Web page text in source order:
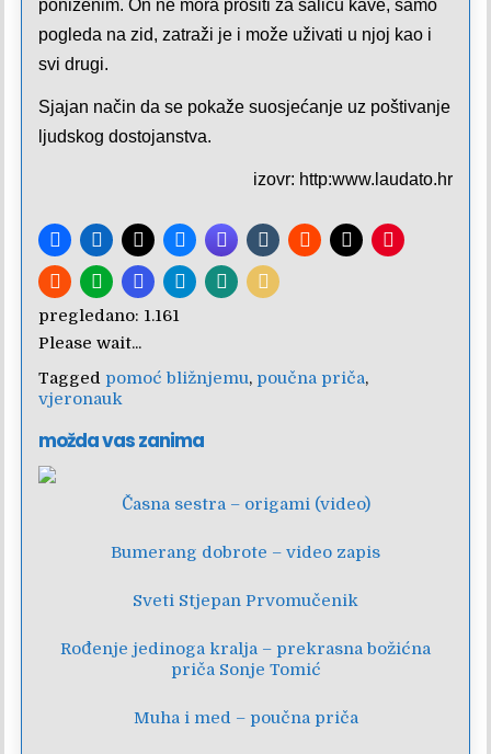
poniženim. On ne mora prositi za šalicu kave, samo
pogleda na zid, zatraži je i može uživati u njoj kao i
svi drugi.
Sjajan način da se pokaže suosjećanje uz poštivanje
ljudskog dostojanstva.
izovr: http:www.laudato.hr
pregledano: 1.161
Please wait...
Tagged pomoć bližnjemu, poučna priča,
vjeronauk
možda vas zanima
Časna sestra – origami (video)
Bumerang dobrote – video zapis
Sveti Stjepan Prvomučenik
Rođenje jedinoga kralja – prekrasna božićna
priča Sonje Tomić
Muha i med – poučna priča